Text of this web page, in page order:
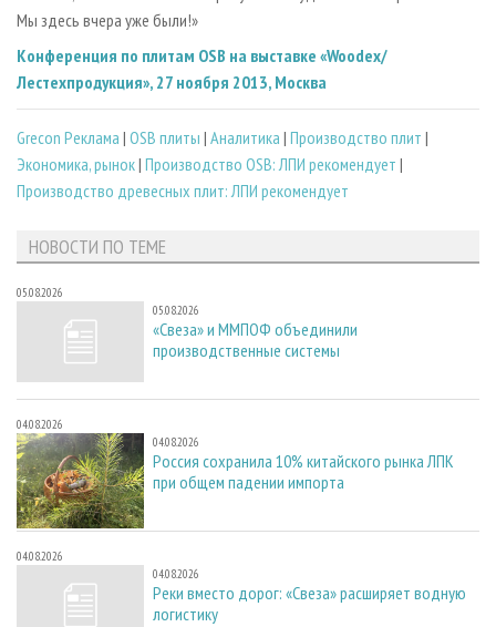
Мы здесь вчера уже были!»
Конференция по плитам OSB на выставке «Woodex/
Лестехпродукция», 27 ноября 2013, Москва
Grecon Реклама | OSB плиты | Аналитика | Производство плит |
Экономика, рынок| Производство OSB: ЛПИ рекомендует |
Производство древесных плит: ЛПИ рекомендует
НОВОСТИ ПО ТЕМЕ
05.08.2026
05.08.2026
«Свеза» и ММПОФ объединили
производственные системы
04.08.2026
04.08.2026
Россия сохранила 10% китайского рынка ЛПК
при общем падении импорта
04.08.2026
04.08.2026
Реки вместо дорог: «Свеза» расширяет водную
логистику